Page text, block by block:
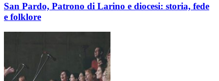
San Pardo, Patrono di Larino e diocesi: storia, fede
e folklore